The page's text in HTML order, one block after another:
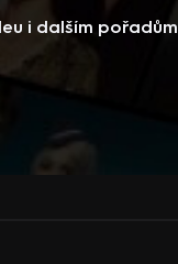
i dalším pořadům